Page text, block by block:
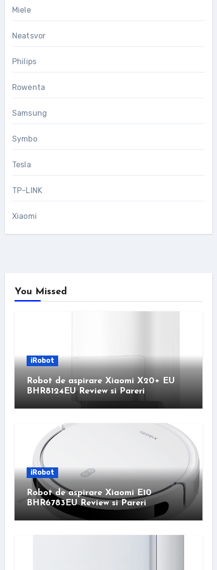
Miele
Neatsvor
Philips
Rowenta
Samsung
Symbo
Tesla
TP-LINK
Xiaomi
You Missed
iRobot
Robot de aspirare Xiaomi X20+ EU
BHR8124EU Review si Pareri
iRobot
Robot de aspirare Xiaomi E10
BHR6783EU Review si Pareri